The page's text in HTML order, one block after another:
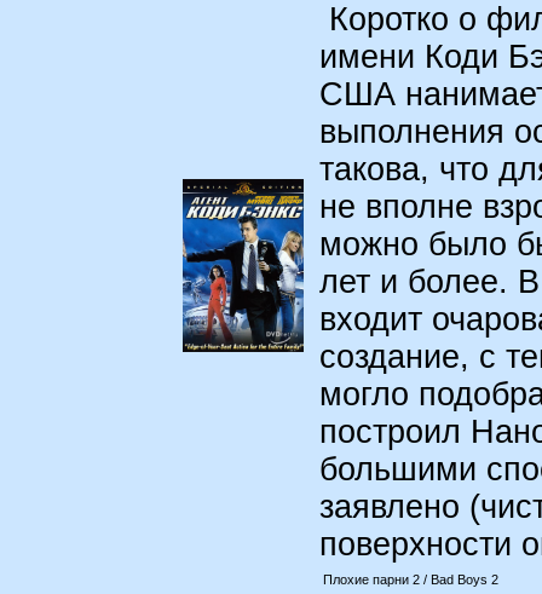
Коротко о
имени Коди
США нанимает
выполнения
такова, что
не вполне
можно было
лет и более.
входит
создание, с
могло
построил
большими
заявлено
поверхности
Плохие парни 2 / Bad Boys 2